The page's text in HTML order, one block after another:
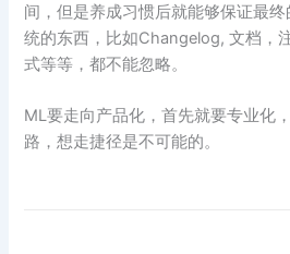
间，但是养成习惯后就能够保证最
统的东西，比如Changelog, 文档，
式等等，都不能忽略。
ML要走向产品化，首先就要专业化
路，想走捷径是不可能的。